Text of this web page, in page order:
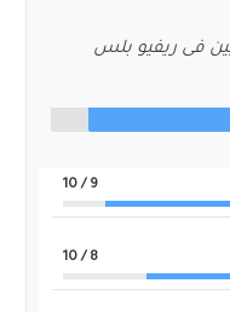
فى ريفيو بلس
9
/ 10
8
/ 10